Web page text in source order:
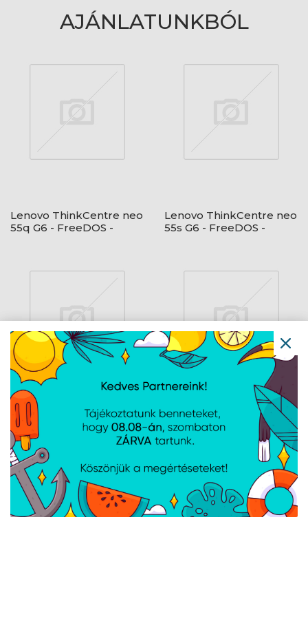
AJÁNLATUNKBÓL
Lenovo ThinkCentre neo
55q G6 - FreeDOS -
Lenovo ThinkCentre neo
55s G6 - FreeDOS -
Lenovo Desktop TC neo
50q G6 - FreeDOS -
Black + USB egér és
billentyűzet
Lenovo ThinkCentre neo
50q G5 - FreeDOS -
Black + USB egér és
Navigáció